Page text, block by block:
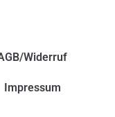
Widerruf
Impressum